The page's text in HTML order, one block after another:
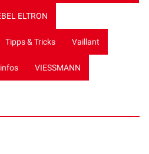
ELTRON
Tipps & Tricks Vaillant
VIESSMANN